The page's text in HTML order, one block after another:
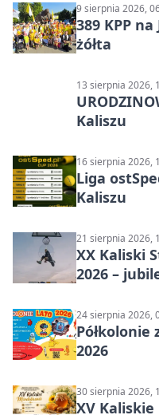
9 sierpnia 2026,
389 KPP
żółta
13 sierpnia 2026,
Kaliszu
16 sierpnia 2026,
Liga
Kaliszu
21 sierpnia 2026,
XX Kaliski
2026 –
24 sierpnia 2026,
Półkolonie
2026
30 sierpnia 2026,
XV